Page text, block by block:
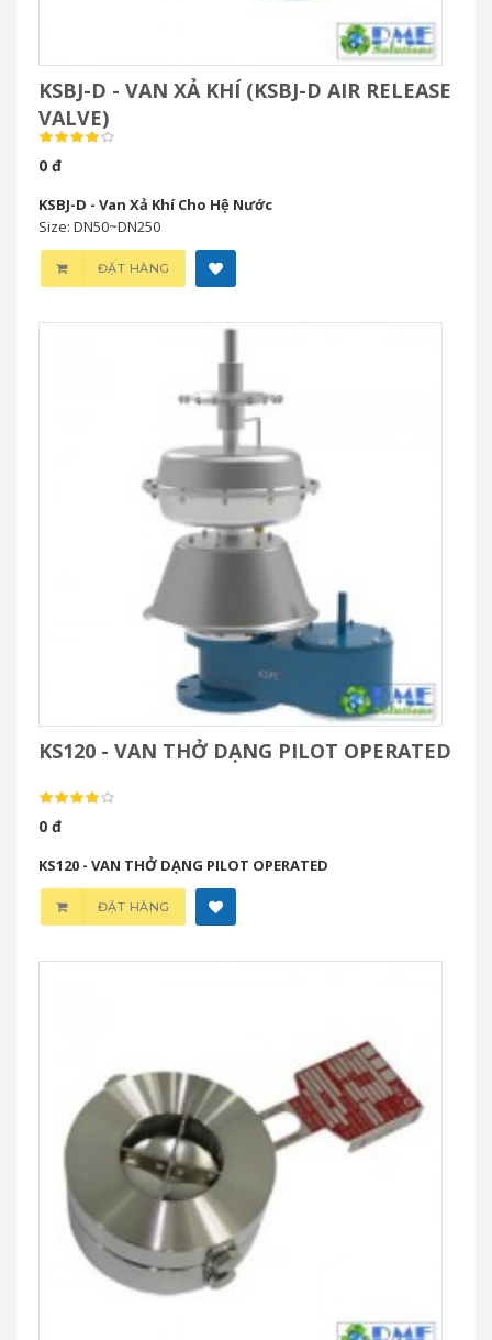
KSBJ-D - VAN XẢ KHÍ (KSBJ-D AIR RELEASE
VALVE)
0 đ
KSBJ-D - Van Xả Khí Cho Hệ Nước
Size: DN50~DN250
ĐẶT HÀNG
KS120 - VAN THỞ DẠNG PILOT OPERATED
0 đ
KS120 - VAN THỞ DẠNG PILOT OPERATED
ĐẶT HÀNG